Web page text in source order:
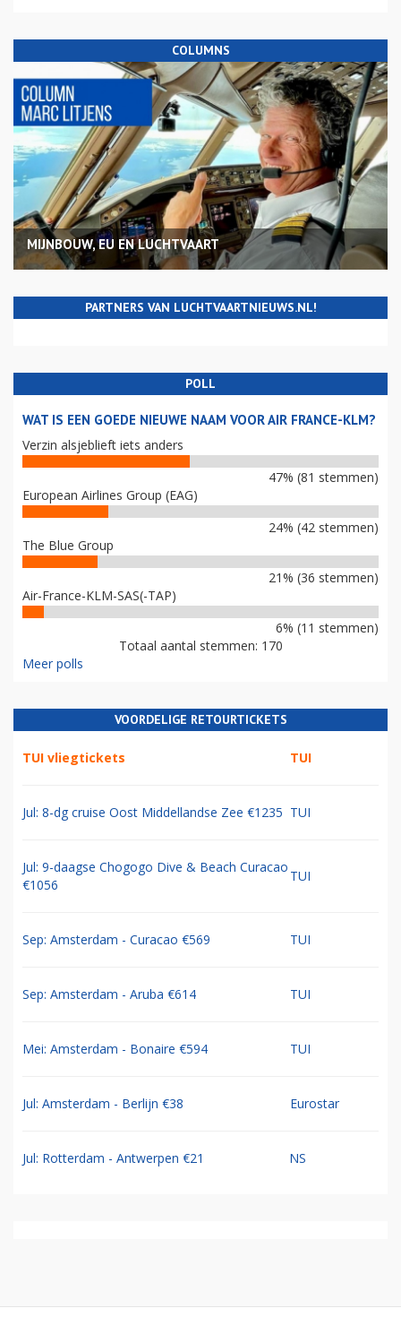
COLUMNS
MIJNBOUW, EU EN LUCHTVAART
PARTNERS VAN LUCHTVAARTNIEUWS.NL!
POLL
WAT IS EEN GOEDE NIEUWE NAAM VOOR AIR FRANCE-KLM?
Verzin alsjeblieft iets anders
47% (81 stemmen)
European Airlines Group (EAG)
24% (42 stemmen)
The Blue Group
21% (36 stemmen)
Air-France-KLM-SAS(-TAP)
6% (11 stemmen)
Totaal aantal stemmen: 170
Meer polls
VOORDELIGE RETOURTICKETS
TUI vliegtickets TUI
Jul: 8-dg cruise Oost Middellandse Zee €1235 TUI
Jul: 9-daagse Chogogo Dive & Beach Curacao
€1056
TUI
Sep: Amsterdam - Curacao €569 TUI
Sep: Amsterdam - Aruba €614 TUI
Mei: Amsterdam - Bonaire €594 TUI
Jul: Amsterdam - Berlijn €38 Eurostar
Jul: Rotterdam - Antwerpen €21 NS